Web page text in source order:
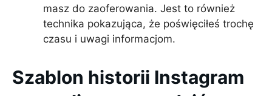
masz do zaoferowania. Jest to również
technika pokazująca, że poświęciłeś trochę
czasu i uwagi informacjom.
Szablon historii Instagram